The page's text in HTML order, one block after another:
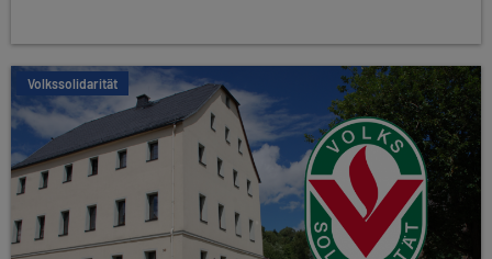
Volkssolidarität